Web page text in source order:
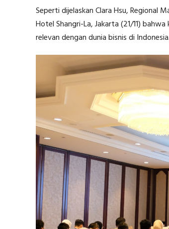
Seperti dijelaskan Clara Hsu, Regional
Hotel Shangri-La, Jakarta (21/11)
relevan dengan dunia bisnis di Indonesia.